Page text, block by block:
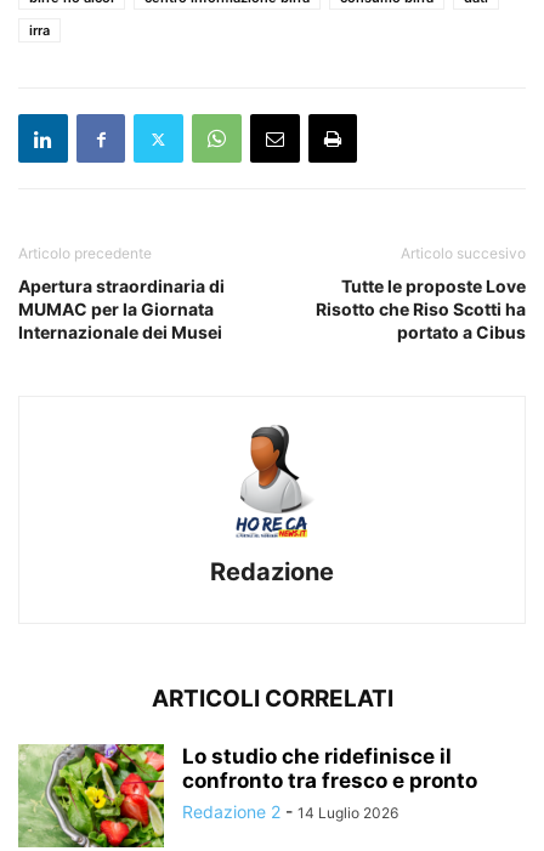
irra
Articolo precedente
Apertura straordinaria di
MUMAC per la Giornata
Internazionale dei Musei
Articolo succesivo
Tutte le proposte Love
Risotto che Riso Scotti ha
portato a Cibus
Redazione
ARTICOLI CORRELATI
Lo studio che ridefinisce il
confronto tra fresco e pronto
Redazione 2 - 14 Luglio 2026